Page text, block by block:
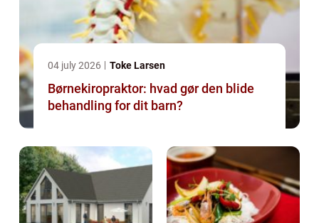
04 july 2026 Toke Larsen
Børnekiropraktor: hvad gør den blide
behandling for dit barn?